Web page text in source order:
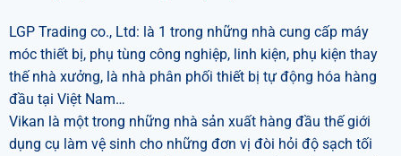
LGP Trading co., Ltd: là 1 trong những nhà cung cấp máy
móc thiết bị, phụ tùng công nghiệp, linh kiện, phụ kiện thay
thế nhà xưởng, là nhà phân phối thiết bị tự động hóa hàng
đầu tại Việt Nam…
Vikan là một trong những nhà sản xuất hàng đầu thế giới
dụng cụ làm vệ sinh cho những đơn vị đòi hỏi độ sạch tối